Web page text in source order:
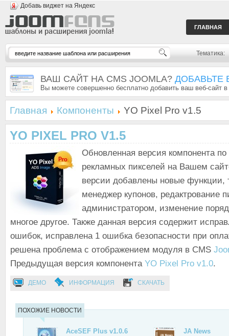
Добавь виджет на Яндекс
ГЛАВНАЯ
Тематика:
ВАШ САЙТ НА CMS JOOMLA? ДОБАВЬТЕ
Вы можете совершенно бесплатно добавить ваш веб-сайт
Главная Компоненты YO Pixel Pro v1.5
YO PIXEL PRO V1.5
Обновленная версия компонента
рекламных пикселей на Вашем
версии добавлены новые функции,
менеджер купонов, редактрование
администратором, изменение
многое другое. Также данная версия содержит
ошибок, исправлена 1 ошибка безопасности при
решена проблема с отображением модуля в CMS
Предыдущая версия компонента YO Pixel Pro v1.0.
ДЕМО ИНФОРМАЦИЯ СКАЧАТЬ
ПОХОЖИЕ НОВОСТИ
AceSEF Plus v1.0.6
JA News